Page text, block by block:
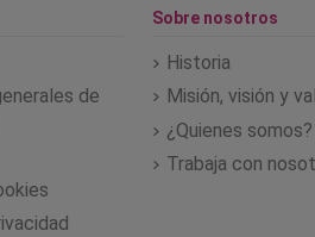
de
Sobre nosotros
Historia
Misión, visión y
¿Quienes somos?
Trabaja con